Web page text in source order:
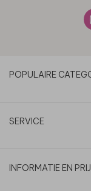
POPULAIRE
SERVICE
INFORMATIE EN